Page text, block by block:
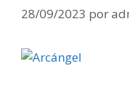
28/09/2023 por